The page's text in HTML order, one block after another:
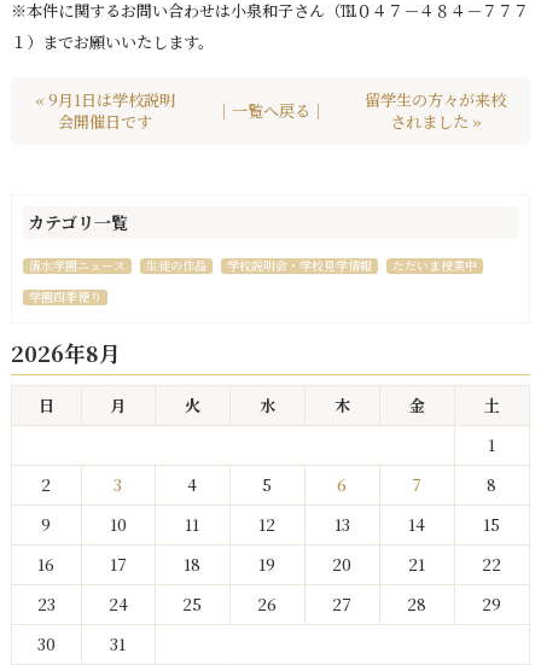
※本件に関するお問い合わせは小泉和子さん（℡０４７－４８４－７７７
１）までお願いいたします。
« 9月1日は学校説明
会開催日です
｜一覧へ戻る｜
留学生の方々が来校
されました »
カテゴリ一覧
清水学園ニュース 生徒の作品 学校説明会・学校見学情報
ただいま授業中
学園四季便り
2026年8月
日 月 火 水 木 金 土
1
2
3 4 5 6 7
8
9
10 11 12 13 14
15
16
17 18 19 20 21
22
23
24 25 26 27 28
29
30
31